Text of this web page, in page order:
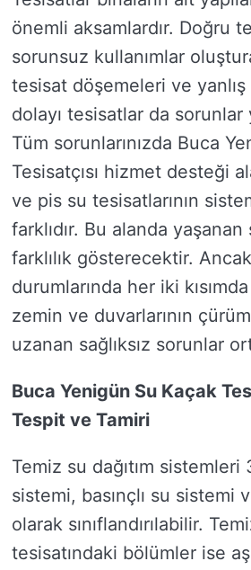
önemli aksamlardır. Doğru
sorunsuz kullanımlar
tesisat döşemeleri ve yanlış
dolayı tesisatlar da sorunlar
Tüm sorunlarınızda Buca
Tesisatçısı hizmet desteği
ve pis su tesisatlarının
farklıdır. Bu alanda
farklılık gösterecektir.
durumlarında her iki
zemin ve duvarlarının
uzanan sağlıksız sorunlar
Buca Yenigün Su Kaçak
Tespit ve Tamiri
Temiz su dağıtım sistemleri
sistemi, basınçlı su sistemi
olarak sınıflandırılabilir.
tesisatındaki bölümler ise